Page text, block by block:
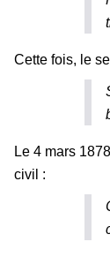
Cette fois, le
Le 4 mars
civil :